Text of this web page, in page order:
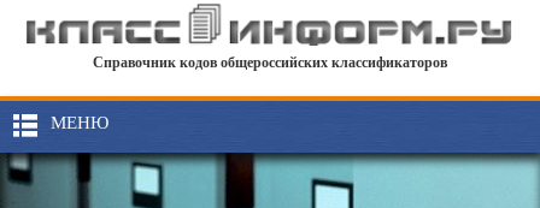
Справочник кодов общероссийских классификаторов
МЕНЮ